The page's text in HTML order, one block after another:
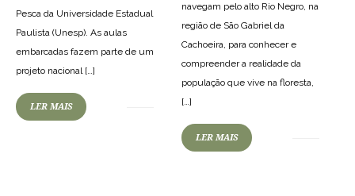
navegam pelo alto Rio Negro, na
região de São Gabriel da
Cachoeira, para conhecer e
compreender a realidade da
população que vive na floresta,
[…]
LER MAIS
Pesca da Universidade Estadual
Paulista (Unesp). As aulas
embarcadas fazem parte de um
projeto nacional […]
LER MAIS